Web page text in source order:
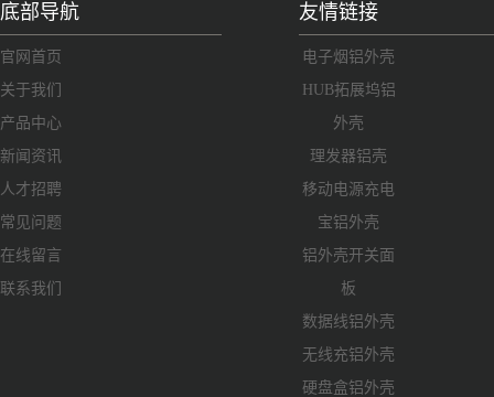
底部导航
官网首页
关于我们
产品中心
新闻资讯
人才招聘
常见问题
在线留言
联系我们
友情链接
电子烟铝外壳
HUB拓展坞铝
外壳
理发器铝壳
移动电源充电
宝铝外壳
铝外壳开关面
板
数据线铝外壳
无线充铝外壳
硬盘盒铝外壳